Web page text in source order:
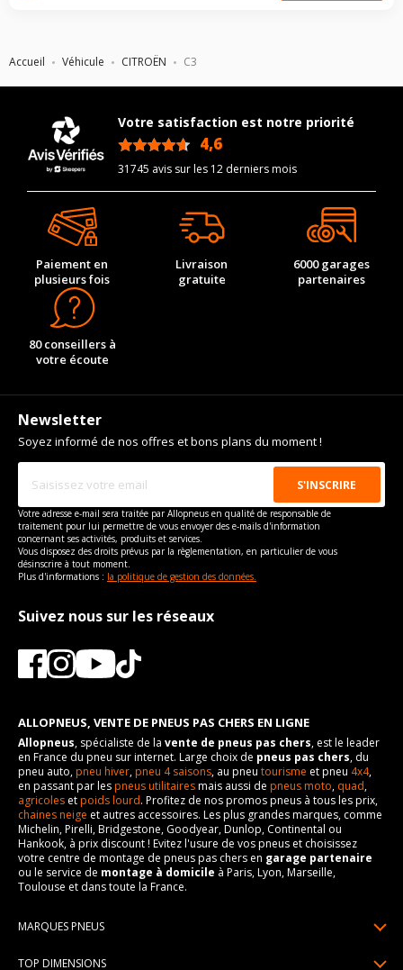
Accueil Véhicule CITROËN C3
Votre satisfaction est notre priorité
4,6
31745 avis sur les 12 derniers mois
Paiement en
plusieurs fois
Livraison
gratuite
6000 garages
partenaires
80 conseillers à
votre écoute
Newsletter
Soyez informé de nos offres et bons plans du moment !
Votre adresse e-mail sera traitée par Allopneus en qualité de responsable de
traitement pour lui permettre de vous envoyer des e-mails d'information
concernant ses activités, produits et services.
Vous disposez des droits prévus par la règlementation, en particulier de vous
désinscrire à tout moment.
Plus d'informations : la politique de gestion des données.
Suivez nous sur les réseaux
ALLOPNEUS, VENTE DE PNEUS PAS CHERS EN LIGNE
Allopneus, spécialiste de la vente de pneus pas chers, est le leader
en France du pneu sur internet. Large choix de pneus pas chers, du
pneu auto,pneu hiver,pneu 4 saisons, au pneu tourisme et pneu 4x4,
en passant par lespneus utilitairesmais aussi de pneus moto, quad,
agricoles etpoids lourd. Profitez de nos promos pneus à tous les prix,
chaines neige et autres accessoires. Les plus grandes marques, comme
Michelin, Pirelli, Bridgestone, Goodyear, Dunlop, Continental ou
Hankook, à prix discount ! Evitez l'usure de vos pneus et choisissez
votre centre de montage de pneus pas chers en garage partenaire
ou le service de montage à domicile à Paris, Lyon, Marseille,
Toulouse et dans toute la France.
MARQUES PNEUS
TOP DIMENSIONS